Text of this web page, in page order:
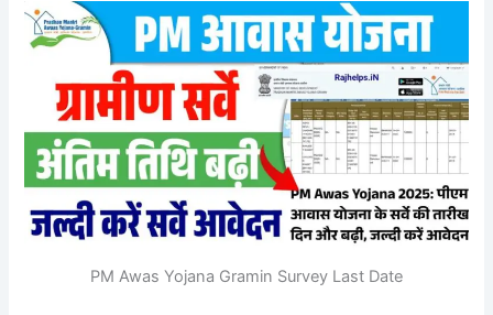
PM Awas Yojana Gramin Survey Last Date